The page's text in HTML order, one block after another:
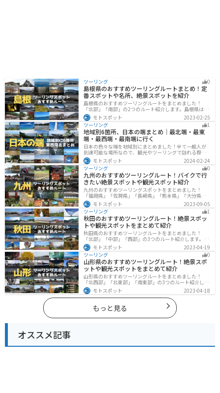
ツーリング 0
島根県のおすすめツーリングルートまとめ！定
番スポットや名所、絶景スポットを紹介
島根県のおすすめツーリングルートをまとめました！
「北部」「南部」の2つのルート紹介します。島根県は、
海と山が近く、1日で全然違う景色を堪能することができ
ます。バイクで島根県にツーリングに行く際は参考にし
てください。
モトスポット
2023-02-25
ツーリング
1
地域別6箇所、日本の端まとめ｜最北端・最東
端・最西端・最南端に行く
日本の色々な端を地域別にまとめました！全て一般人が
到達可能な場所なので、観光やツーリングで訪れる際の
参考にしてください。
モトスポット
2024-02-24
ツーリング
0
九州のおすすめツーリングルート！バイクで行
きたい絶景スポットや観光スポット紹介
九州のおすすめツーリングスポットをまとめました！
「福岡県」「佐賀県」「長崎県」「熊本県」「大分県」
「宮崎都」「鹿児島県」の各県の観光地紹介します。自
然豊かな山々や湖、温泉地が点在し、四季折々の景色を
楽しめるスポットが多数あります。バイクで九州にツー
リングに行く際は参考にしてください。
モトスポット
2023-09-05
ツーリング
1
秋田のおすすめツーリングルート！絶景スポッ
トや観光スポットをまとめて紹介
秋田県のおすすめツーリングルートをまとめました！
「北部」「中部」「西部」の3つのルート紹介します。自
然豊かな山々や湖、温泉地が点在し、四季折々の景色を
楽しめるスポットが多数あります。バイクで秋田県にツ
ーリングに行く際は参考にしてください。
モトスポット
2023-04-19
ツーリング
0
山形県のおすすめツーリングルート！絶景スポ
ットや観光スポットをまとめて紹介
山形県のおすすめツーリングルートをまとめました！
「北西部」「北東部」「南東部」の3つのルート紹介しま
す。豊かな自然と歴史的な観光スポット、山と海どちら
も堪能できるスポットが多数あります。バイクで山形県
にツーリングに行く際は参考にしてください。
モトスポット 2023-04-18
もっと見る
オススメ記事